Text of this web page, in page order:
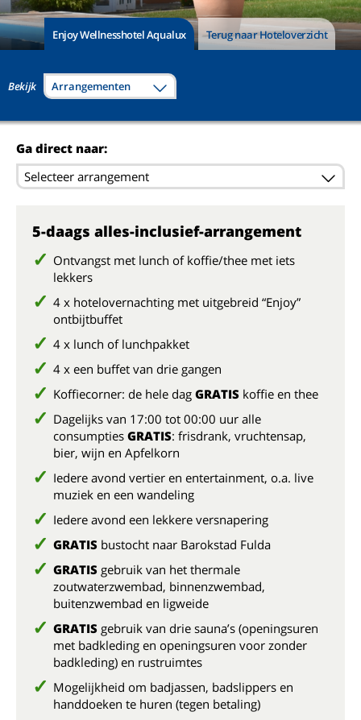
Enjoy Wellnesshotel Aqualux Terug naar Hoteloverzicht
Bekijk Arrangementen
Ga direct naar:
Selecteer arrangement
5-daags alles-inclusief-arrangement
Ontvangst met lunch of koffie/thee met iets
lekkers
4 x hotelovernachting met uitgebreid “Enjoy”
ontbijtbuffet
4 x lunch of lunchpakket
4 x een buffet van drie gangen
Koffiecorner: de hele dag GRATIS koffie en thee
Dagelijks van 17:00 tot 00:00 uur alle
consumpties GRATIS: frisdrank, vruchtensap,
bier, wijn en Apfelkorn
Iedere avond vertier en entertainment, o.a. live
muziek en een wandeling
Iedere avond een lekkere versnapering
GRATIS bustocht naar Barokstad Fulda
GRATIS gebruik van het thermale
zoutwaterzwembad, binnenzwembad,
buitenzwembad en ligweide
GRATIS gebruik van drie sauna’s (openingsuren
met badkleding en openingsuren voor zonder
badkleding) en rustruimtes
Mogelijkheid om badjassen, badslippers en
handdoeken te huren (tegen betaling)